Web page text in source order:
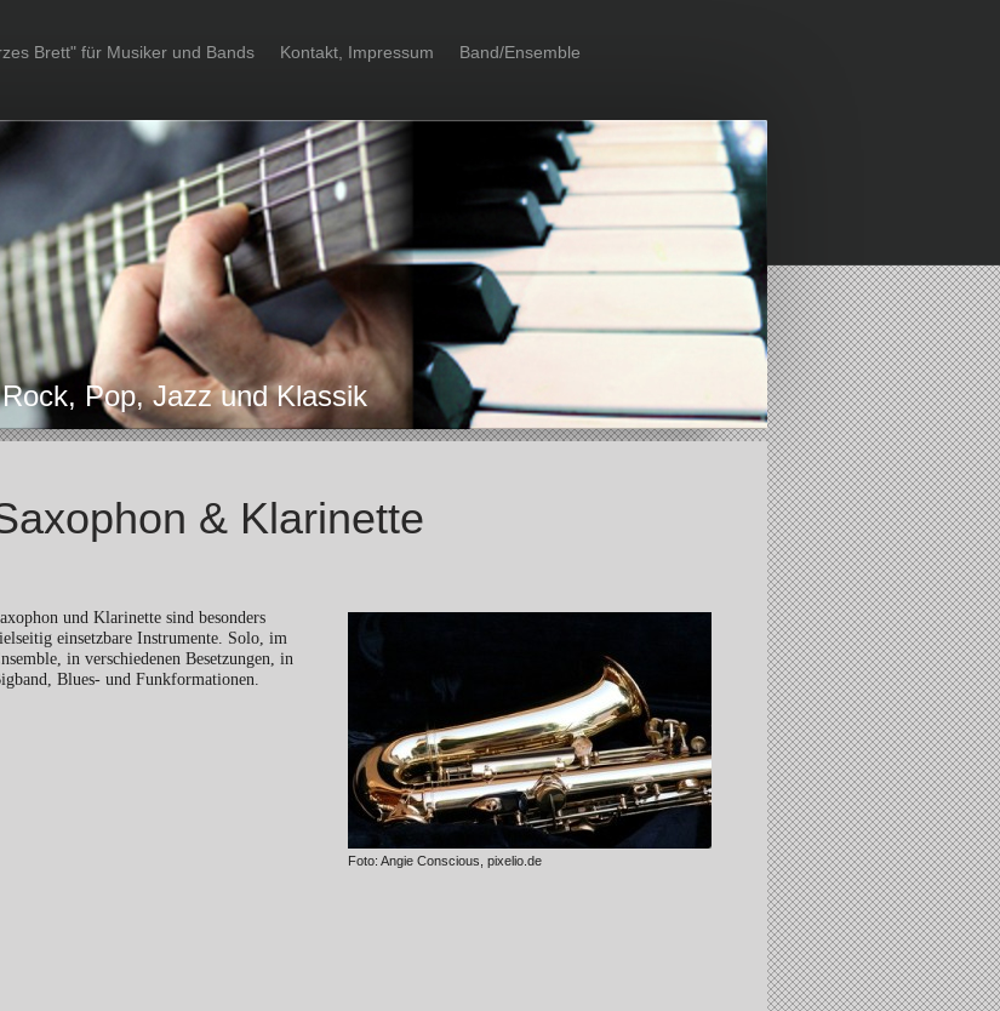
Brett" für Musiker und Bands Kontakt, Impressum Band/Ensemble
Pop, Jazz und Klassik
& Klarinette
Foto: Angie Conscious, pixelio.de
und Klarinette sind besonders
einsetzbare Instrumente. Solo, im
in verschiedenen Besetzungen, in
Blues- und Funkformationen.